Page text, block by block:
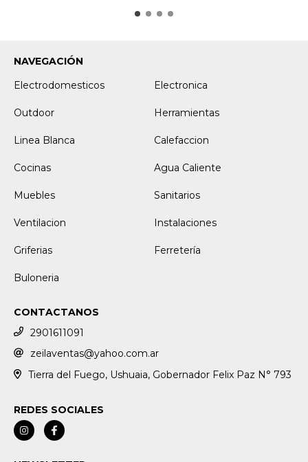
NAVEGACIÓN
Electrodomesticos
Electronica
Outdoor Herramientas
Linea Blanca Calefaccion
Cocinas Agua Caliente
Muebles Sanitarios
Ventilacion Instalaciones
Griferias Ferretería
Buloneria
CONTACTANOS
2901611091
zeilaventas@yahoo.com.ar
Tierra del Fuego, Ushuaia, Gobernador Felix Paz N° 793
REDES SOCIALES